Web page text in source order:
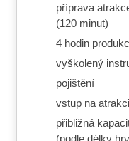
příprava
(120 minut)
4 hodin
vyškolený
pojištění
vstup na
přibližná
(podle délky